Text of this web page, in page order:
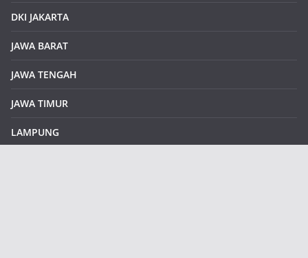
DKI JAKARTA
JAWA BARAT
JAWA TENGAH
JAWA TIMUR
LAMPUNG